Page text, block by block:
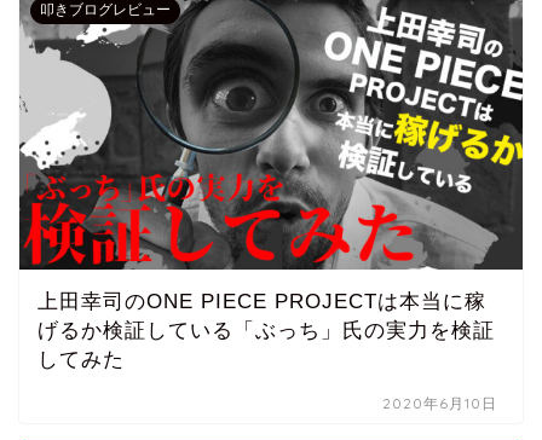
叩きブログレビュー
上田幸司のONE PIECE PROJECTは本当に稼
げるか検証している「ぶっち」氏の実力を検証
してみた
2020年6月10日